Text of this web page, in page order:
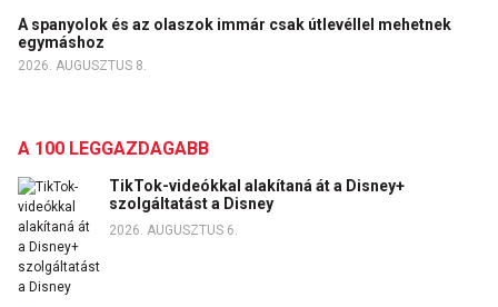
A spanyolok és az olaszok immár csak útlevéllel mehetnek
egymáshoz
2026. AUGUSZTUS 8.
A 100 LEGGAZDAGABB
TikTok-videókkal alakítaná át a Disney+
szolgáltatást a Disney
2026. AUGUSZTUS 6.